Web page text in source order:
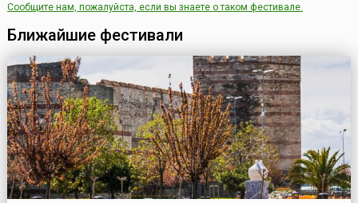
Сообщите нам, пожалуйста, если вы знаете о таком фестивале.
Ближайшие фестивали